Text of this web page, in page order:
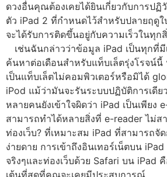
ดวงอื่นคุณต้องเคยได้ยินเกี่ยวกับการปฏิ
ตัว iPad 2 ที่กำหนดไว้สำหรับปลายฤดู
จะได้รับการติดขึ้นอยู่กับความเร็วในทุ
เช่นฉันกล่าวว่าข้อมูล iPad เป็นทุกที่มี
ค้นหาต่อเดือนสำหรับแท็บเล็ตรุ่งโรจน์
เป็นแท็บเล็ตไม่คอมพิวเตอร์หรือมิได้
iPod แม้ว่ามันจะรันระบบปฏิบัติการเดีย
หลายคนยังเข้าใจผิดว่า iPad เป็นเพียง
สามารถทำได้หลายสิ่งที่ e-reader ไม่
ท่องเว็บ? ที่เหมาะสม iPad ที่สามารถจัด
ง่ายดาย การเข้าถึงอินเทอร์เน็ตบน
จริงๆและท่องเว็บด้วย Safari บน iPad